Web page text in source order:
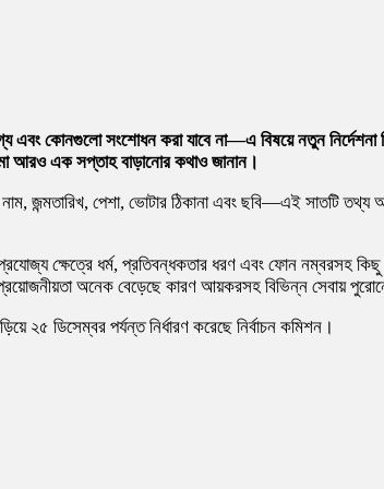
কোনগুলো সংশোধন করা যাবে না—এ বিষয়ে নতুন নির্দেশনা
আরও এক সপ্তাহ বাড়ানোর কথাও জানান।
জন্মতারিখ, পেশা, ভোটার ঠিকানা এবং ছবি—এই সাতটি
প্রযোজ্য ক্ষেত্রে ধর্ম, প্রতিবন্ধকতার ধরণ এবং ফোন নম্বরসহ
অনেক বেড়েছে কারণ আয়করসহ বিভিন্ন সেবায়
২৫ ডিসেম্বর পর্যন্ত নির্ধারণ করেছে নির্বাচন কমিশন।